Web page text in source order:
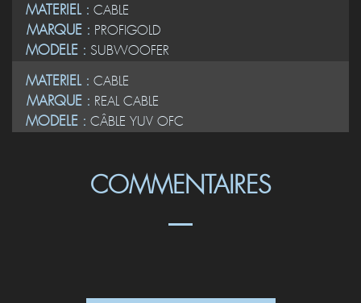
MATERIEL : CABLE
MARQUE : PROFIGOLD
MODELE : SUBWOOFER
MATERIEL : CABLE
MARQUE : REAL CABLE
MODELE : CÂBLE YUV OFC
COMMENTAIRES